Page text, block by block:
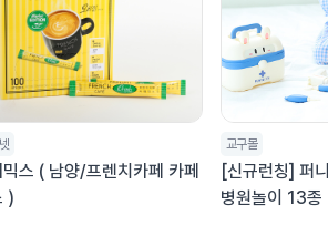
스 ( 남양/프렌치카페 카페
)
교구몰
[신규런칭] 퍼
병원놀이 13종